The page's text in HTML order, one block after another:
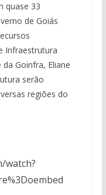
quase 33
de Goiás
Infraestrutura
Goinfra, Eliane
serão
regiões do
watch?